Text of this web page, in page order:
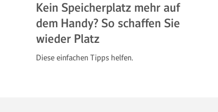
Kein Speicherplatz mehr auf
dem Handy? So schaffen Sie
wieder Platz
Diese einfachen Tipps helfen.